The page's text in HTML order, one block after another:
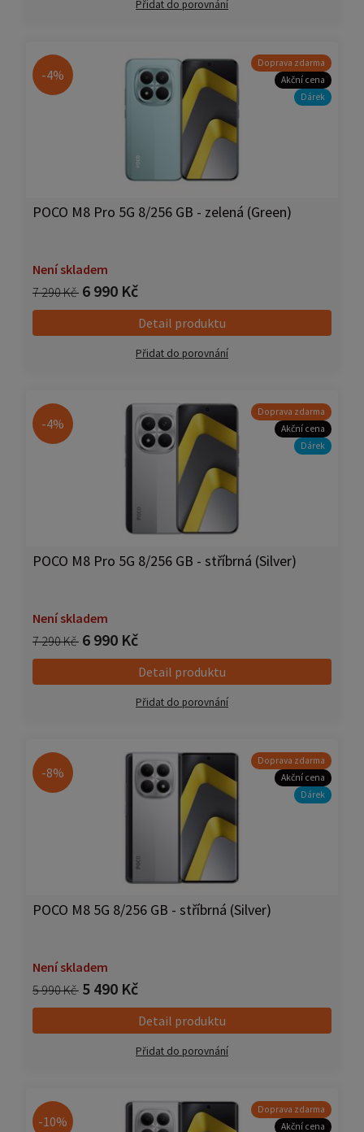
Přidat do porovnání
-4%
Doprava zdarma
Akční cena
Dárek
POCO M8 Pro 5G 8/256 GB - zelená (Green)
Není skladem
7 290 Kč 6 990 Kč
Detail produktu
Přidat do porovnání
-4%
Doprava zdarma
Akční cena
Dárek
POCO M8 Pro 5G 8/256 GB - stříbrná (Silver)
Není skladem
7 290 Kč 6 990 Kč
Detail produktu
Přidat do porovnání
-8%
Doprava zdarma
Akční cena
Dárek
POCO M8 5G 8/256 GB - stříbrná (Silver)
Není skladem
5 990 Kč 5 490 Kč
Detail produktu
Přidat do porovnání
-10%
Doprava zdarma
Akční cena